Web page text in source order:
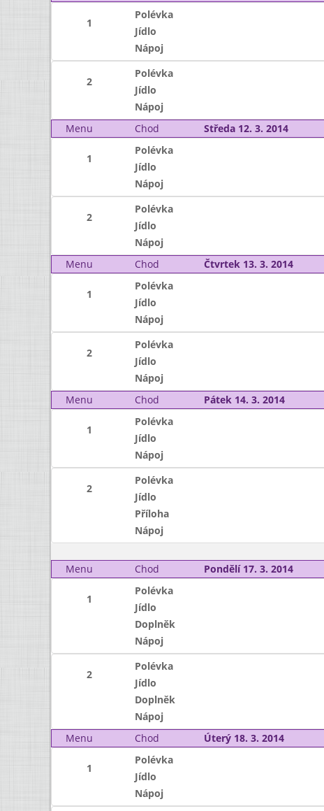
1
Polévka
Jídlo
Nápoj
2
Polévka
Jídlo
Nápoj
Menu
Chod Středa 12. 3. 2014
1
Polévka
Jídlo
Nápoj
2
Polévka
Jídlo
Nápoj
Menu
Chod Čtvrtek 13. 3. 2014
1
Polévka
Jídlo
Nápoj
2
Polévka
Jídlo
Nápoj
Menu
Chod Pátek 14. 3. 2014
1
Polévka
Jídlo
Nápoj
2
Polévka
Jídlo
Příloha
Nápoj
Menu
Chod Pondělí 17. 3. 2014
1
Polévka
Jídlo
Doplněk
Nápoj
2
Polévka
Jídlo
Doplněk
Nápoj
Menu
Chod Úterý 18. 3. 2014
1
Polévka
Jídlo
Nápoj